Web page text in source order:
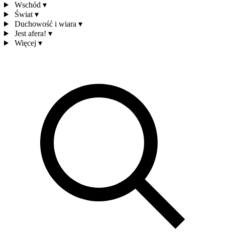
Wschód ▾
Świat ▾
Duchowość i wiara ▾
Jest afera! ▾
Więcej ▾